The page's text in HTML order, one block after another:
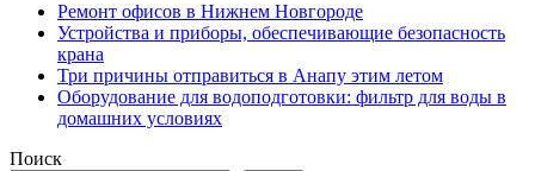
Ремонт офисов в Нижнем Новгороде
Устройства и приборы, обеспечивающие безопасность
крана
Три причины отправиться в Анапу этим летом
Оборудование для водоподготовки: фильтр для воды в
домашних условиях
Поиск